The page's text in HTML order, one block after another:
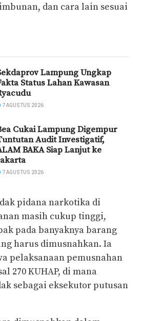
dan cara lain sesuai
Lampung Ungkap
Status Lahan Kawasan
7 AGUSTUS 2026
Cukai Lampung Digempur
Audit Investigatif,
BAKA Siap Lanjut ke
7 AGUSTUS 2026
pidana narkotika di
masih cukup tinggi,
pada banyaknya barang
harus dimusnahkan. Ia
pelaksanaan pemusnahan
270 KUHAP, di mana
sebagai eksekutor putusan